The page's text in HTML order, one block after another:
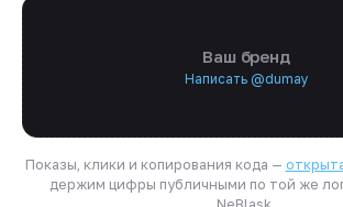
Ваш бренд
Написать @dumay
Показы, клики и копирования кода —
держим цифры публичными по той же